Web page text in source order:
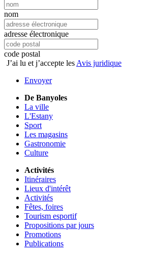
nom
adresse électronique
code postal
J’ai lu et j’accepte les Avis juridique
Envoyer
De Banyoles
La ville
L'Estany
Sport
Les magasins
Gastronomie
Culture
Activités
Itinéraires
Lieux d'intérêt
Activités
Fêtes, foires
Tourism esportif
Propositions par jours
Promotions
Publications